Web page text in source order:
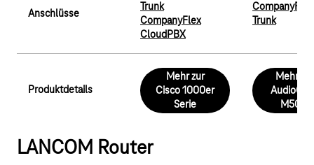
Anschlüsse
Trunk
CompanyFlex
CloudPBX
Trunk
Produktdetails
Mehr zur
Cisco 1000er
Serie
Mehr
M500Li
LANCOM Router